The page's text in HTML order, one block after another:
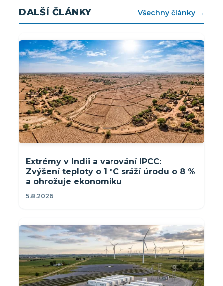
DALŠÍ ČLÁNKY Všechny články →
Extrémy v Indii a varování IPCC:
Zvýšení teploty o 1 °C sráží úrodu o 8 %
a ohrožuje ekonomiku
5.8.2026